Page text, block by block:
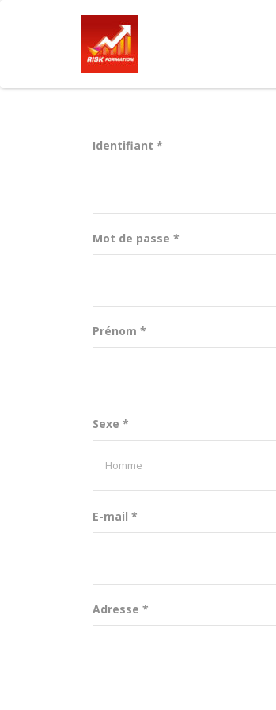
Identifiant *
Mot de passe *
Prénom *
Sexe *
E-mail *
Adresse *